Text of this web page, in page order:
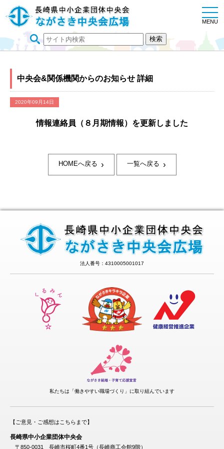
MENU
中央会&関係機関からのお知らせ 詳細
2020年09月14日
情報連絡員（８月期情報）を更新しました
HOMEへ戻る › 一覧へ戻る ›
法人番号：4310005001017
私たちは「働きやすい職場づくり」に取り組んでいます
【ご意見・ご感想はこちらまで】
長崎県中小企業団体中央会
〒850-0031 長崎市桜町4番1号（長崎商工会館9階）